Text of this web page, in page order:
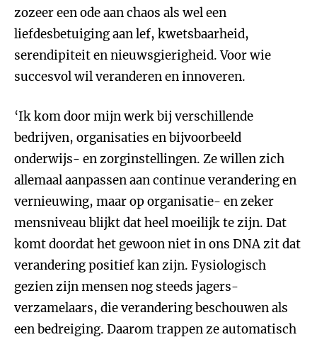
zozeer een ode aan chaos als wel een
liefdesbetuiging aan lef, kwetsbaarheid,
serendipiteit en nieuwsgierigheid. Voor wie
succesvol wil veranderen en innoveren.
‘Ik kom door mijn werk bij verschillende
bedrijven, organisaties en bijvoorbeeld
onderwijs- en zorginstellingen. Ze willen zich
allemaal aanpassen aan continue verandering en
vernieuwing, maar op organisatie- en zeker
mensniveau blijkt dat heel moeilijk te zijn. Dat
komt doordat het gewoon niet in ons DNA zit dat
verandering positief kan zijn. Fysiologisch
gezien zijn mensen nog steeds jagers-
verzamelaars, die verandering beschouwen als
een bedreiging. Daarom trappen ze automatisch